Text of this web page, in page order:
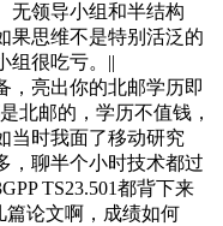
无领导小组和半结构
果思维不是特别活泛的
组很吃亏。||
，亮出你的北邮学历即
北邮的，学历不值钱，
当时我面了移动研究
，聊半个小时技术都过
TS23.501都背下来
篇论文啊，成绩如何